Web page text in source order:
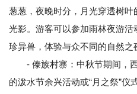
葱葱，夜晚时分，月光穿透树
光影。游客可以参加雨林夜游
珍异兽，体验与众不同的自然之
- 傣族村寨：中秋节期间，西
的泼水节余兴活动或“月之祭”仪